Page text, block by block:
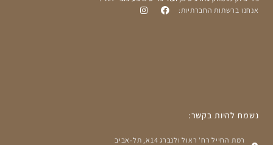
אנחנו ברשתות החברתיות:
נשמח להיות בקשר:
רמת החייל רח' ראול ולנברג 14א, תל-אביב